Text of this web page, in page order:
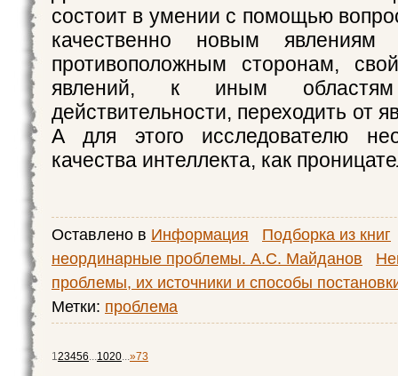
состоит в умении с помощью
качественно новым
противоположным сторонам,
явлений, к иным
действительности, переходить от
А для этого исследователю
качества интеллекта, как
Оставлено в Информация
Подборка из книг
неординарные проблемы. А.С. Майданов
проблемы, их источники и способы
Метки: проблема
123456...1020...»73